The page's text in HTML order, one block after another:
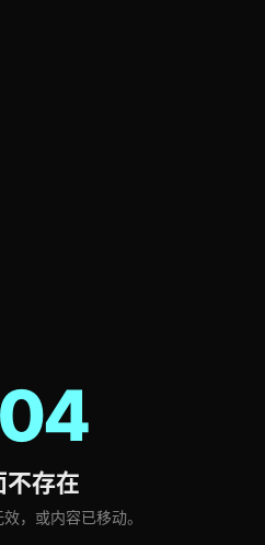
不存在
，或内容已移动。